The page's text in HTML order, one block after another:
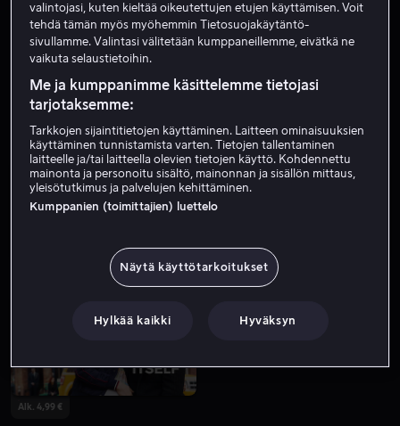
Laia Costa
Näyttelijä
Alk. 4,99 €
Alk. 4,99 €
valintojasi, kuten kieltää oikeutettujen etujen käyttämisen. Voit
tehdä tämän myös myöhemmin Tietosuojakäytäntö-
sivullamme. Valintasi välitetään kumppaneillemme, eivätkä ne
vaikuta selaustietoihin.
Me ja kumppanimme käsittelemme tietojasi
tarjotaksemme:
Tarkkojen sijaintitietojen käyttäminen. Laitteen ominaisuuksien
käyttäminen tunnistamista varten. Tietojen tallentaminen
laitteelle ja/tai laitteella olevien tietojen käyttö. Kohdennettu
mainonta ja personoitu sisältö, mainonnan ja sisällön mittaus,
yleisötutkimus ja palvelujen kehittäminen.
Kumppanien (toimittajien) luettelo
Näytä käyttötarkoitukset
Hylkää kaikki Hyväksyn